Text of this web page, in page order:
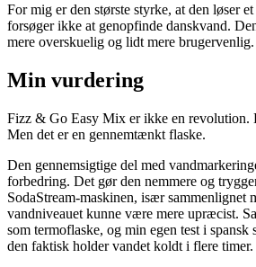
For mig er den største styrke, at den løser
forsøger ikke at genopfinde danskvand.
mere overskuelig og lidt mere brugervenlig.
Min vurdering
Fizz & Go Easy Mix er ikke en revolution.
Men det er en gennemtænkt flaske.
Den gennemsigtige del med
forbedring. Det gør den nemmere og
SodaStream-maskinen, især sammenlignet
vandniveauet kunne være mere upræcist.
som termoflaske, og min egen test i spansk
den faktisk holder vandet koldt i flere timer.